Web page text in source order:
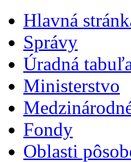
Hlavná
Správy
Úradná
Ministerstvo
Fondy
Oblasti